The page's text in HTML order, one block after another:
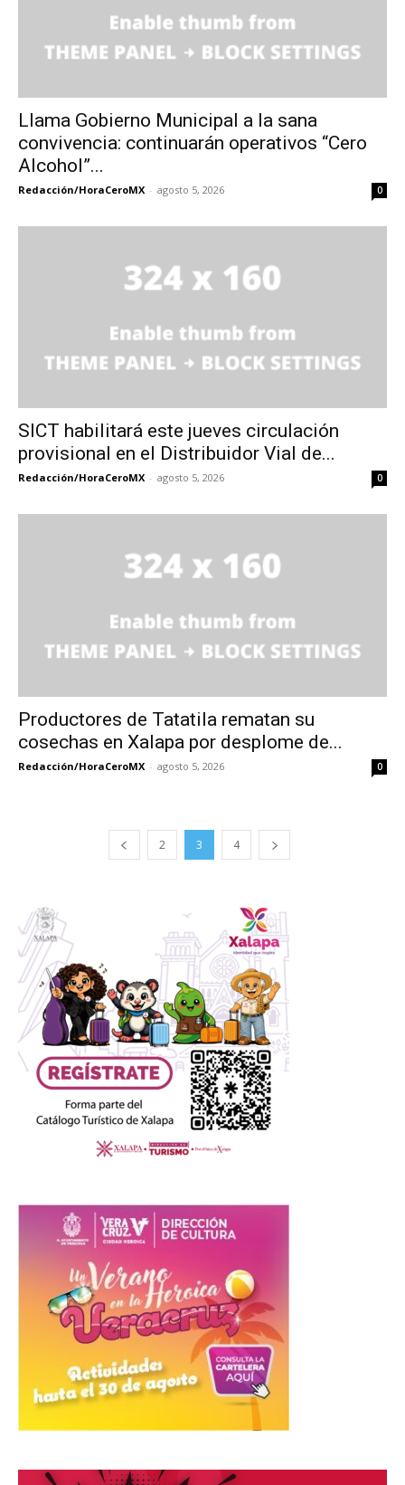
Llama Gobierno Municipal a la sana
convivencia: continuarán operativos “Cero
Alcohol”...
Redacción/HoraCeroMX - agosto 5, 2026 0
SICT habilitará este jueves circulación
provisional en el Distribuidor Vial de...
Redacción/HoraCeroMX - agosto 5, 2026 0
Productores de Tatatila rematan su
cosechas en Xalapa por desplome de...
Redacción/HoraCeroMX - agosto 5, 2026 0
2 3 4